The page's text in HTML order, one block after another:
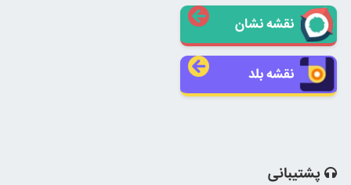
نقشه نشان
نقشه بلد
پشتیبانی